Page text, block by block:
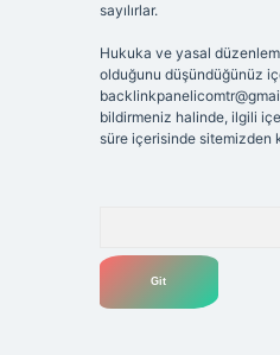
sayılırlar.
Hukuka ve yasal
olduğunu düşündüğünüz
bildirmeniz halinde, ilgili
süre içerisinde sitemizden